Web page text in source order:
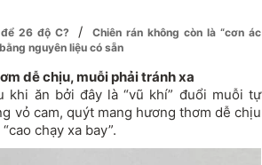
26 độ C? /
Chiên rán không còn là “cơn ác
nguyên liệu có sẵn
dễ chịu, muỗi phải tránh xa
ăn bởi đây là “vũ khí” đuổi muỗi tự
vỏ cam, quýt mang hương thơm dễ chịu
chạy xa bay”.